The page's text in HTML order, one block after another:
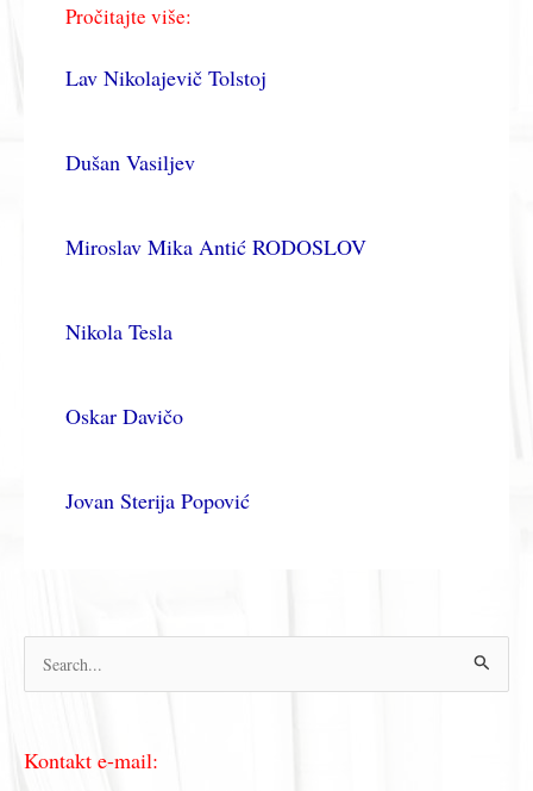
Pročitajte više:
Lav Nikolajevič Tolstoj
Dušan Vasiljev
Miroslav Mika Antić RODOSLOV
Nikola Tesla
Oskar Davičo
Jovan Sterija Popović
р
т
Kontakt e-mail: